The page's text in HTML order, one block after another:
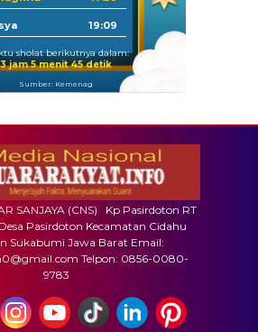
19:09
sholat berikutnya dalam:
3 jam 5 menit 44 detik
Sumber: Kemenag
SANJAYA (CNS) Kp Pasirdoton RT
Pasirdoton Kecamatan Cidahu
Sukabumi Jawa Barat Email:
Telpon: 0856-0080-
9783